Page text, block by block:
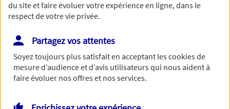
Vous disposez de droits sur les informations vous concernant. Pour
plus d’informations,cliquez ici.
du site et faire évoluer votre expérience en ligne, dans le
respect de votre vie privée.
Partagez vos attentes
Soyez toujours plus satisfait en acceptant lescookiesde
mesure d’audience et d’avis utilisateurs qui nous aident à
faire évoluer nos offres et nos services.